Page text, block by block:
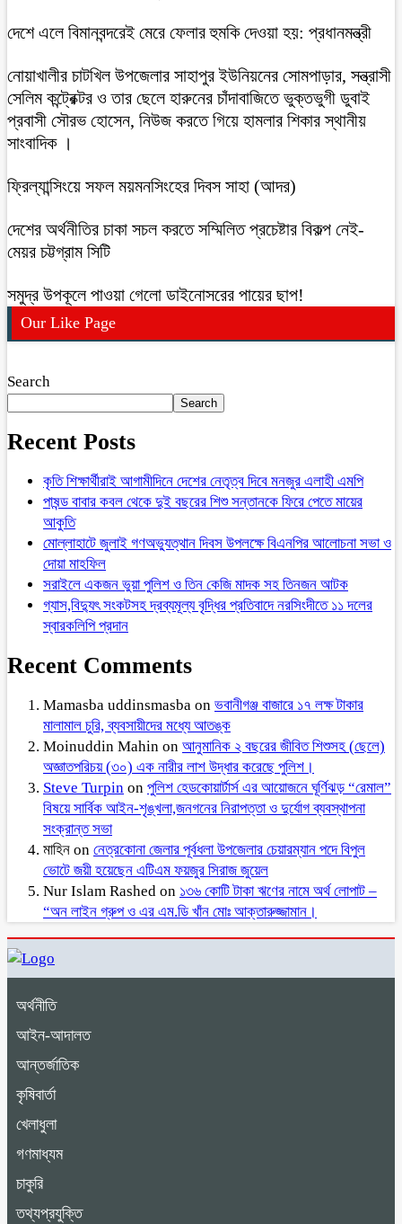
দেশে এলে বিমানবন্দরেই মেরে ফেলার হুমকি দেওয়া হয়: প্রধানমন্ত্রী
নোয়াখালীর চাটখিল উপজেলার সাহাপুর ইউনিয়নের সোমপাড়ার, সন্ত্রাসী
সেলিম কন্ট্রেক্টর ও তার ছেলে হারুনের চাঁদাবাজিতে ভুক্তভুগী ডুবাই
প্রবাসী সৌরভ হোসেন, নিউজ করতে গিয়ে হামলার শিকার স্থানীয়
সাংবাদিক ।
ফ্রিল্যান্সিংয়ে সফল ময়মনসিংহের দিবস সাহা (আদর)
দেশের অর্থনীতির চাকা সচল করতে সম্মিলিত প্রচেষ্টার বিকল্প নেই-
মেয়র চট্টগ্রাম সিটি
সমুদ্র উপকূলে পাওয়া গেলো ডাইনোসরের পায়ের ছাপ!
Our Like Page
Search
Search
Recent Posts
কৃতি শিক্ষার্থীরাই আগামীদিনে দেশের নেতৃত্ব দিবে মনজুর এলাহী এমপি
পাষন্ড বাবার কবল থেকে দুই বছরের শিশু সন্তানকে ফিরে পেতে মায়ের
আকুতি
মোল্লাহাটে জুলাই গণঅভ্যুত্থান দিবস উপলক্ষে বিএনপির আলোচনা সভা ও
দোয়া মাহফিল
সরাইলে একজন ভুয়া পুলিশ ও তিন কেজি মাদক সহ তিনজন আটক
গ্যাস,বিদ্যুৎ সংকটসহ দ্রব্যমূল্য বৃদ্ধির প্রতিবাদে নরসিংদীতে ১১ দলের
স্বারকলিপি প্রদান
Recent Comments
Mamasba uddinsmasba on ভবানীগঞ্জ বাজারে ১৭ লক্ষ টাকার
মালামাল চুরি, ব্যবসায়ীদের মধ্যে আতঙ্ক
Moinuddin Mahin on আনুমানিক ২ বছরের জীবিত শিশুসহ (ছেলে)
অজ্ঞাতপরিচয় (৩০) এক নারীর লাশ উদ্ধার করেছে পুলিশ।
Steve Turpin on পুলিশ হেডকোয়ার্টার্স এর আয়োজনে ঘূর্ণিঝড় “রেমাল”
বিষয়ে সার্বিক আইন-শৃঙ্খলা,জনগনের নিরাপত্তা ও দুর্যোগ ব্যবস্থাপনা
সংক্রান্ত সভা
মাহিন on নেত্রকোনা জেলার পূর্বধলা উপজেলার চেয়ারম্যান পদে বিপুল
ভোটে জয়ী হয়েছেন এটিএম ফয়জুর সিরাজ জুয়েল
Nur Islam Rashed on ১৩৬ কোটি টাকা ঋণের নামে অর্থ লোপাট –
“অন লাইন গ্রুপ ও এর এম.ডি খাঁন মোঃ আক্তারুজ্জামান।
অর্থনীতি
আইন-আদালত
আন্তর্জাতিক
কৃষিবার্তা
খেলাধুলা
গণমাধ্যম
চাকুরি
তথ্যপ্রযুক্তি